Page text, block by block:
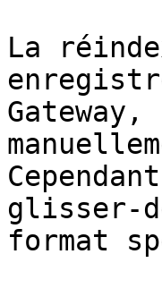
La
glisser-
format